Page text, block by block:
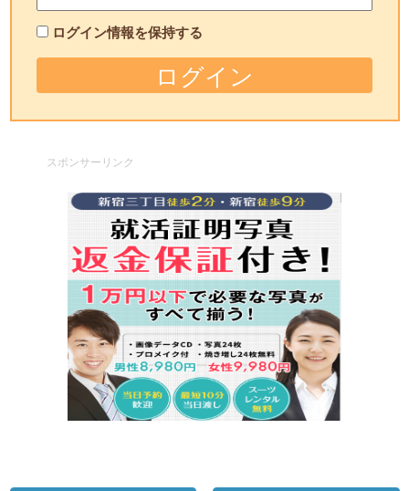
ログイン情報を保持する
スポンサーリンク